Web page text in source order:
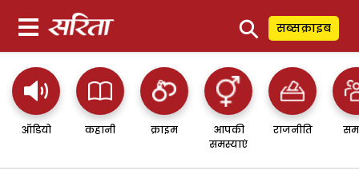
⚲ सब्सक्राइब
ऑडियो कहानी क्राइम
आपकी
समस्याएं
राजनीति